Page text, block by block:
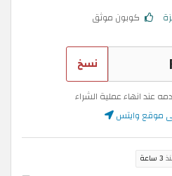
كوبون موثق
نسخ
عند انهاء عملية الشراء
موقع وايتس
3 ساعة